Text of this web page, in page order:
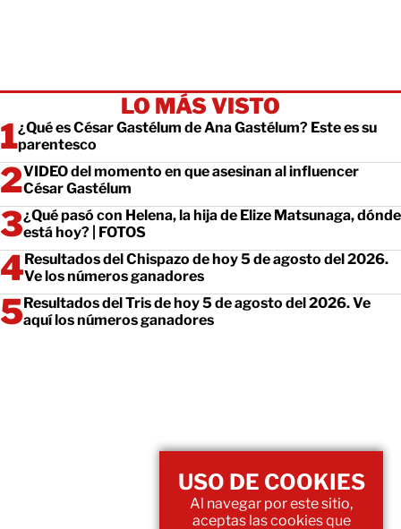
LO MÁS VISTO
¿Qué es César Gastélum de Ana Gastélum? Este es su
parentesco
VIDEO del momento en que asesinan al influencer
César Gastélum
¿Qué pasó con Helena, la hija de Elize Matsunaga, dónde
está hoy? | FOTOS
Resultados del Chispazo de hoy 5 de agosto del 2026.
Ve los números ganadores
Resultados del Tris de hoy 5 de agosto del 2026. Ve
aquí los números ganadores
USO DE COOKIES
Al navegar por este sitio,
aceptas las cookies que